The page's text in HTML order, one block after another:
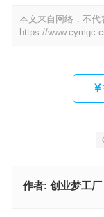
本文来自网络，不代
https://
作者: 创业梦工厂